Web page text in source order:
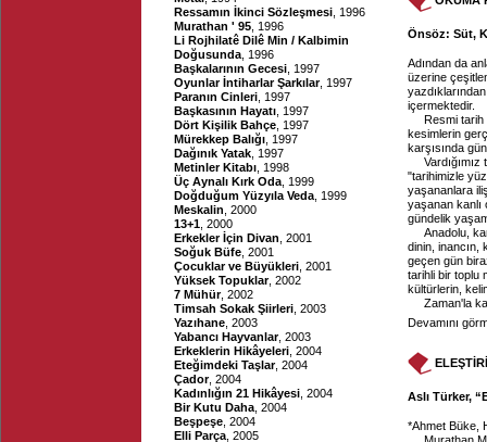
Ressamın İkinci Sözleşmesi , 1996
Murathan ' 95 , 1996
Li Rojhilatê Dilê Min / Kalbimin
Doğusunda , 1996
Başkalarının Gecesi , 1997
Oyunlar İntiharlar Şarkılar, 1997
Paranın Cinleri , 1997
Başkasının Hayatı , 1997
Dört Kişilik Bahçe , 1997
Mürekkep Balığı , 1997
Dağınık Yatak , 1997
Metinler Kitabı , 1998
Üç Aynalı Kırk Oda , 1999
Doğduğum Yüzyıla Veda , 1999
Meskalin , 2000
13+1 , 2000
Erkekler İçin Divan , 2001
Soğuk Büfe , 2001
Çocuklar ve Büyükleri , 2001
Yüksek Topuklar, 2002
7 Mühür, 2002
Timsah Sokak Şiirleri , 2003
Yazıhane , 2003
Yabancı Hayvanlar, 2003
Erkeklerin Hikâyeleri , 2004
Eteğimdeki Taşlar, 2004
Çador, 2004
Kadınlığın 21 Hikâyesi , 2004
Bir Kutu Daha , 2004
Beşpeşe , 2004
Elli Parça , 2005
Önsöz: Süt,
Adından da
üzerine
içermektedir.
Resmi tarih
kesimlerin
karşısında
"tarihimizle
yaşananlara
yaşanan kanlı
gündelik
Anadolu,
dinin, inancın,
geçen gün
tarihli bir toplu
kültürlerin,
Zaman'la
Devamını
Aslı Türker,
*Ahmet Büke,